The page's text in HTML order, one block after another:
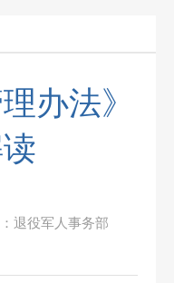
办法》
退役军人事务部